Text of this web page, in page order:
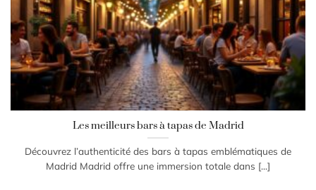
Les meilleurs bars à tapas de Madrid
Découvrez l’authenticité des bars à tapas emblématiques de
Madrid Madrid offre une immersion totale dans [...]